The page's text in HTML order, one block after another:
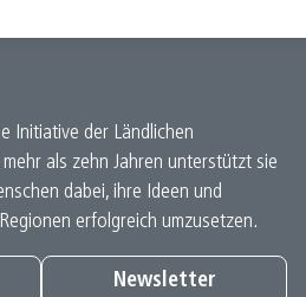
Initiative der Ländlichen
als zehn Jahren unterstützt sie
dabei, ihre Ideen und
erfolgreich umzusetzen.
Newsletter